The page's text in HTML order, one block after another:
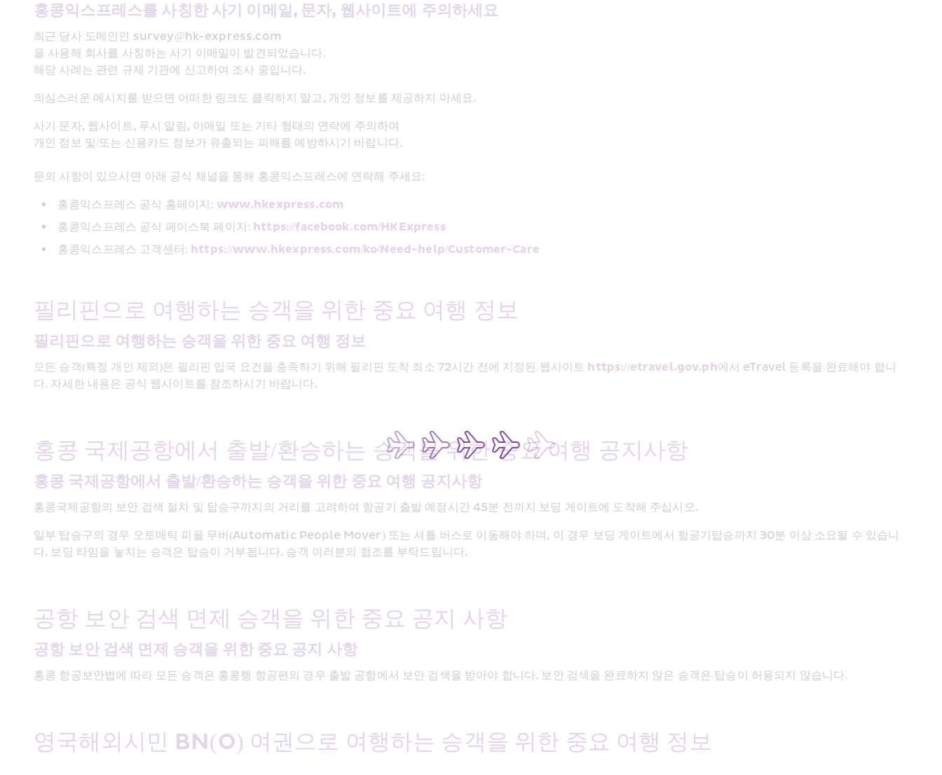
홍콩익스프레스를 사칭한 사기 이메일, 문자, 웹사이트에 주의하세요
최근 당사 도메인인 survey@hk-express.com
을 사용해 회사를 사칭하는 사기 이메일이 발견되었습니다.
해당 사례는 관련 규제 기관에 신고하여 조사 중입니다.
의심스러운 메시지를 받으면 어떠한 링크도 클릭하지 말고, 개인 정보를 제공하지 마세요.
사기 문자, 웹사이트, 푸시 알림, 이메일 또는 기타 형태의 연락에 주의하여
개인 정보 및/또는 신용카드 정보가 유출되는 피해를 예방하시기 바랍니다.
문의 사항이 있으시면 아래 공식 채널을 통해 홍콩익스프레스에 연락해 주세요:
홍콩익스프레스 공식 홈페이지: www.hkexpress.com
홍콩익스프레스 공식 페이스북 페이지: https://facebook.com/HKExpress
홍콩익스프레스 고객센터: https://www.hkexpress.com/ko/Need-help/Customer-Care
필리핀으로 여행하는 승객을 위한 중요 여행 정보
필리핀으로 여행하는 승객을 위한 중요 여행 정보
모든 승객(특정 개인 제외)은 필리핀 입국 요건을 충족하기 위해 필리핀 도착 최소 72시간 전에 지정된 웹사이트 https://etravel.gov.ph에서 eTravel 등록을 완료해야 합니
다. 자세한 내용은 공식 웹사이트를 참조하시기 바랍니다.
홍콩 국제공항에서 출발/환승하는 승객을 위한 중요 여행 공지사항
홍콩 국제공항에서 출발/환승하는 승객을 위한 중요 여행 공지사항
홍콩국제공항의 보안 검색 절차 및 탑승구까지의 거리를 고려하여 항공기 출발 예정시간 45분 전까지 보딩 게이트에 도착해 주십시오.
일부 탑승구의 경우 오토매틱 피플 무버(Automatic People Mover) 또는 셔틀 버스로 이동해야 하며, 이 경우 보딩 게이트에서 항공기탑승까지 30분 이상 소요될 수 있습니
다. 보딩 타임을 놓치는 승객은 탑승이 거부됩니다. 승객 여러분의 협조를 부탁드립니다.
공항 보안 검색 면제 승객을 위한 중요 공지 사항
공항 보안 검색 면제 승객을 위한 중요 공지 사항
홍콩 항공보안법에 따라 모든 승객은 홍콩행 항공편의 경우 출발 공항에서 보안 검색을 받아야 합니다. 보안 검색을 완료하지 않은 승객은 탑승이 허용되지 않습니다.
영국해외시민 BN(O) 여권으로 여행하는 승객을 위한 중요 여행 정보